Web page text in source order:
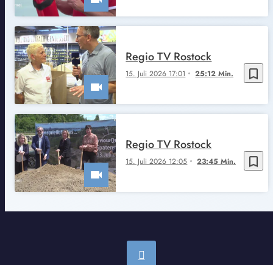
bookmark_border
15. Juli 2026 17:01 25:12 Min.
Regio TV Rostock
bookmark_border
15. Juli 2026 12:05 23:45 Min.
Regio TV Rostock